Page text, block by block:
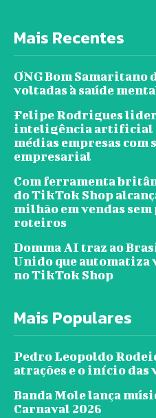
Mais Recentes
ONG Bom Samaritano
voltadas à saúde
Felipe Rodrigues
inteligência artificial
médias empresas com
empresarial
Com ferramenta
do TikTok Shop
milhão em vendas
roteiros
Domma AI traz ao
Unido que automatiza
no TikTok Shop
Mais Populares
Pedro Leopoldo
atrações e o início das
Banda Mole lança
Carnaval 2026